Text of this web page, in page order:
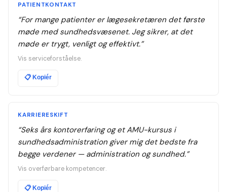
PATIENTKONTAKT
“For mange patienter er lægesekretæren det første
møde med sundhedsvæsenet. Jeg sikrer, at det
møde er trygt, venligt og effektivt.”
Vis serviceforståelse.
📋Kopiér
KARRIERESKIFT
“Seks års kontorerfaring og et AMU-kursus i
sundhedsadministration giver mig det bedste fra
begge verdener — administration og sundhed.”
Vis overførbare kompetencer.
📋Kopiér